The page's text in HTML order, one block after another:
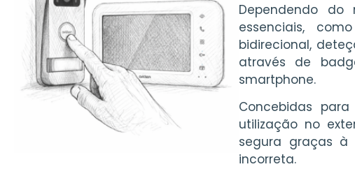
Dependendo
essenciais,
bidirecional,
através de
smartphone.
Concebidas
utilização no
segura graças à
incorreta.